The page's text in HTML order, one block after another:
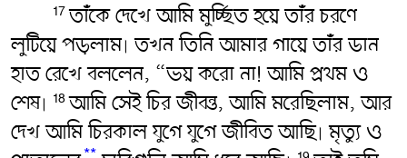
17তাঁকে দেখে আমি মুর্চ্ছিত হয়ে তাঁর চরণে
লুটিয়ে পড়লাম৷ তখন তিনি আমার গায়ে তাঁর ডান
হাত রেখে বললেন, “ভয় করো না! আমি প্রথম ও
শেষ৷ 18আমি সেই চির জীবন্ত, আমি মরেছিলাম, আর
দেখ আমি চিরকাল যুগে যুগে জীবিত আছি৷ মৃত্যু ও